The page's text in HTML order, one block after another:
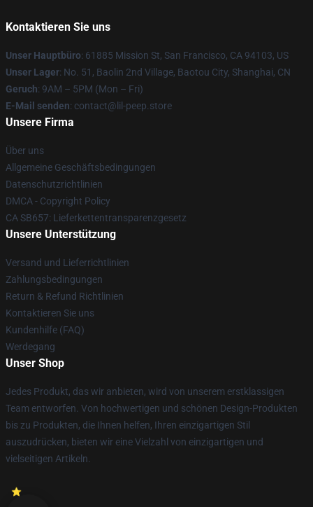
Kontaktieren Sie uns
Unser Hauptbüro: 61885 Mission St, San Francisco, CA 94103, US
Unser Lager: No. 51, Baolin 2nd Village, Baotou City, Shanghai, CN
Geruch: 9AM – 5PM (Mon – Fri)
E-Mail senden: contact@lil-peep.store
Unsere Firma
Über uns
Allgemeine Geschäftsbedingungen
Datenschutzrichtlinien
DMCA - Copyright Policy
CA SB657: Lieferkettentransparenzgesetz
Unsere Unterstützung
Versand und Lieferrichtlinien
Zahlungsbedingungen
Return & Refund Richtlinien
Kontaktieren Sie uns
Kundenhilfe (FAQ)
Werdegang
Unser Shop
Jedes Produkt, das wir anbieten, wird von unserem erstklassigen
Team entworfen. Von hochwertigen und schönen Design-Produkten
bis zu Produkten, die Ihnen helfen, Ihren einzigartigen Stil
auszudrücken, bieten wir eine Vielzahl von einzigartigen und
vielseitigen Artikeln.